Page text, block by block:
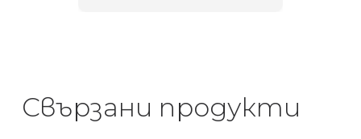
Свързани продукти